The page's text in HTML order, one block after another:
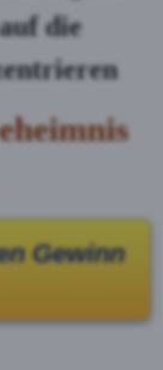
die
Gewinn